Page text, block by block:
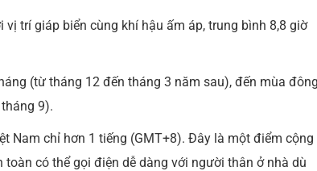
trí giáp biển cùng khí hậu ấm áp, trung bình 8,8 giờ
(từ tháng 12 đến tháng 3 năm sau), đến mùa đông
9).
Nam chỉ hơn 1 tiếng (GMT+8). Đây là một điểm cộng
có thể gọi điện dễ dàng với người thân ở nhà dù